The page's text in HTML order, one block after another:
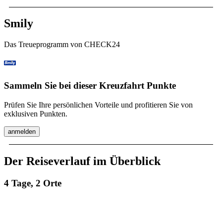
Smily
Das Treueprogramm von CHECK24
Sammeln Sie bei dieser Kreuzfahrt Punkte
Prüfen Sie Ihre persönlichen Vorteile und profitieren Sie von
exklusiven Punkten.
anmelden
Der Reiseverlauf im Überblick
4 Tage, 2 Orte